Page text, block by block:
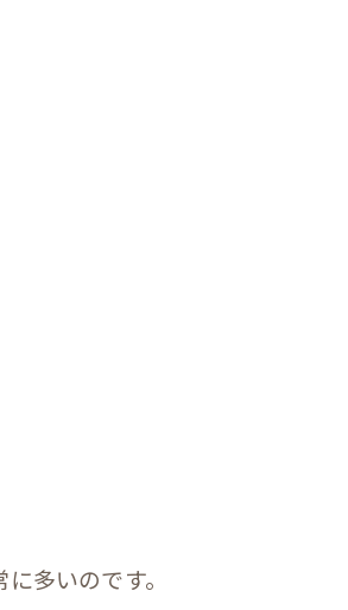
多いのです。